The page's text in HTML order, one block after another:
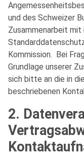
und des Schweizer
Zusammenarbeit
Kommission. Bei
Grundlage unserer
sich bitte an die in
beschriebenen
2.